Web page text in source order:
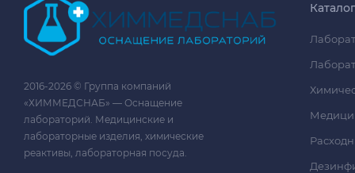
2016-2026 © Группа компаний
«ХИММЕДСНАБ» — Оснащение
лабораторий. Медицинские и
лабораторные изделия, химические
реактивы, лабораторная посуда.